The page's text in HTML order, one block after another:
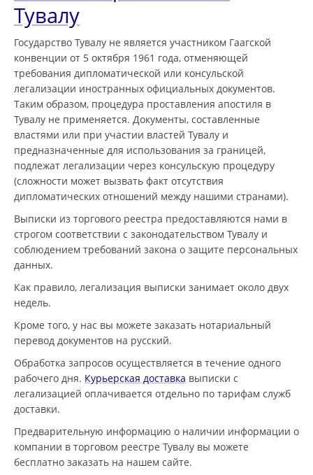
Тувалу
Государство Тувалу не является участником Гаагской
конвенции от 5 октября 1961 года, отменяющей
требования дипломатической или консульской
легализации иностранных официальных документов.
Таким образом, процедура проставления апостиля в
Тувалу не применяется. Документы, составленные
властями или при участии властей Тувалу и
предназначенные для использования за границей,
подлежат легализации через консульскую процедуру
(сложности может вызвать факт отсутствия
дипломатических отношений между нашими странами).
Выписки из торгового реестра предоставляются нами в
строгом соответствии с законодательством Тувалу и
соблюдением требований закона о защите персональных
данных.
Как правило, легализация выписки занимает около двух
недель.
Кроме того, у нас вы можете заказать нотариальный
перевод документов на русский.
Обработка запросов осуществляется в течение одного
рабочего дня. Курьерская доставка выписки с
легализацией оплачивается отдельно по тарифам служб
доставки.
Предварительную информацию о наличии информации о
компании в торговом реестре Тувалу вы можете
бесплатно заказать на нашем сайте.